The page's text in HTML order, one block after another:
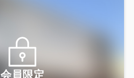
会員限定